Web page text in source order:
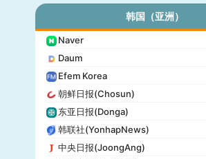
产经新闻(Sankei)
东京放送(TBS)
朝日电视台(TV Asahi)
东京电视台(TV Tokyo)
日本电视台(NTV)
富士电视台(Fuji TV)
日本时报(Japan Times)
韩国（亚洲）
Naver
Daum
Efem Korea
朝鲜日报(Chosun)
东亚日报(Donga)
韩联社(YonhapNews)
中央日报(JoongAng)